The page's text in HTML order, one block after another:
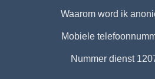
Waarom word ik
Mobiele
Nummer dienst